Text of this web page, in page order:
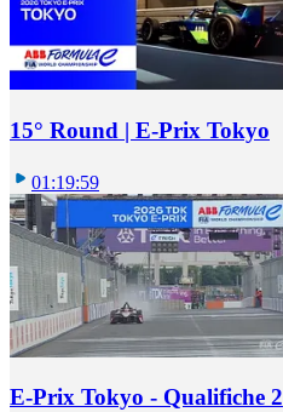
15° Round | E-Prix Tokyo
01:19:59
E-Prix Tokyo - Qualifiche 2